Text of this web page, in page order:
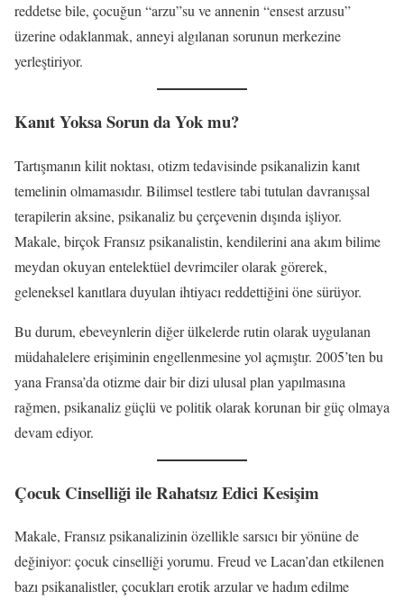
reddetse bile, çocuğun “arzu”su ve annenin “ensest arzusu”
üzerine odaklanmak, anneyi algılanan sorunun merkezine
yerleştiriyor.
Kanıt Yoksa Sorun da Yok mu?
Tartışmanın kilit noktası, otizm tedavisinde psikanalizin kanıt
temelinin olmamasıdır. Bilimsel testlere tabi tutulan davranışsal
terapilerin aksine, psikanaliz bu çerçevenin dışında işliyor.
Makale, birçok Fransız psikanalistin, kendilerini ana akım bilime
meydan okuyan entelektüel devrimciler olarak görerek,
geleneksel kanıtlara duyulan ihtiyacı reddettiğini öne sürüyor.
Bu durum, ebeveynlerin diğer ülkelerde rutin olarak uygulanan
müdahalelere erişiminin engellenmesine yol açmıştır. 2005’ten bu
yana Fransa’da otizme dair bir dizi ulusal plan yapılmasına
rağmen, psikanaliz güçlü ve politik olarak korunan bir güç olmaya
devam ediyor.
Çocuk Cinselliği ile Rahatsız Edici Kesişim
Makale, Fransız psikanalizinin özellikle sarsıcı bir yönüne de
değiniyor: çocuk cinselliği yorumu. Freud ve Lacan’dan etkilenen
bazı psikanalistler, çocukları erotik arzular ve hadım edilme